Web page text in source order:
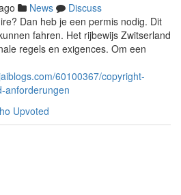
News
Discuss
Dan heb je een permis nodig. Dit
fahren. Het rijbewijs Zwitserland
regels en exigences. Om een
60100367/copyright-
anforderungen
Upvoted